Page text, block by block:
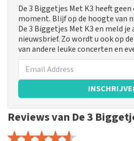
De 3 Biggetjes Met K3 heeft
moment. Blijf op de hoogte van
De 3 Biggetjes Met K3 en meld je
nieuwsbrief. Zo wordt u ook op
van andere leuke concerten en
Reviews van De 3